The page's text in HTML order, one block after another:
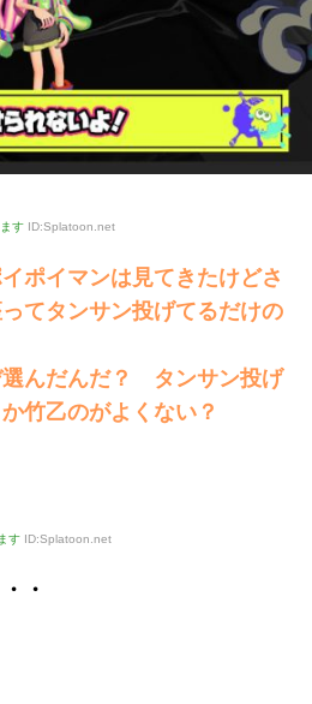
す ID:Splatoon.net
ポイマンは見てきたけどさ
てタンサン投げてるだけの
選んだんだ？ タンサン投げ
竹乙のがよくない？
す ID:Splatoon.net
・